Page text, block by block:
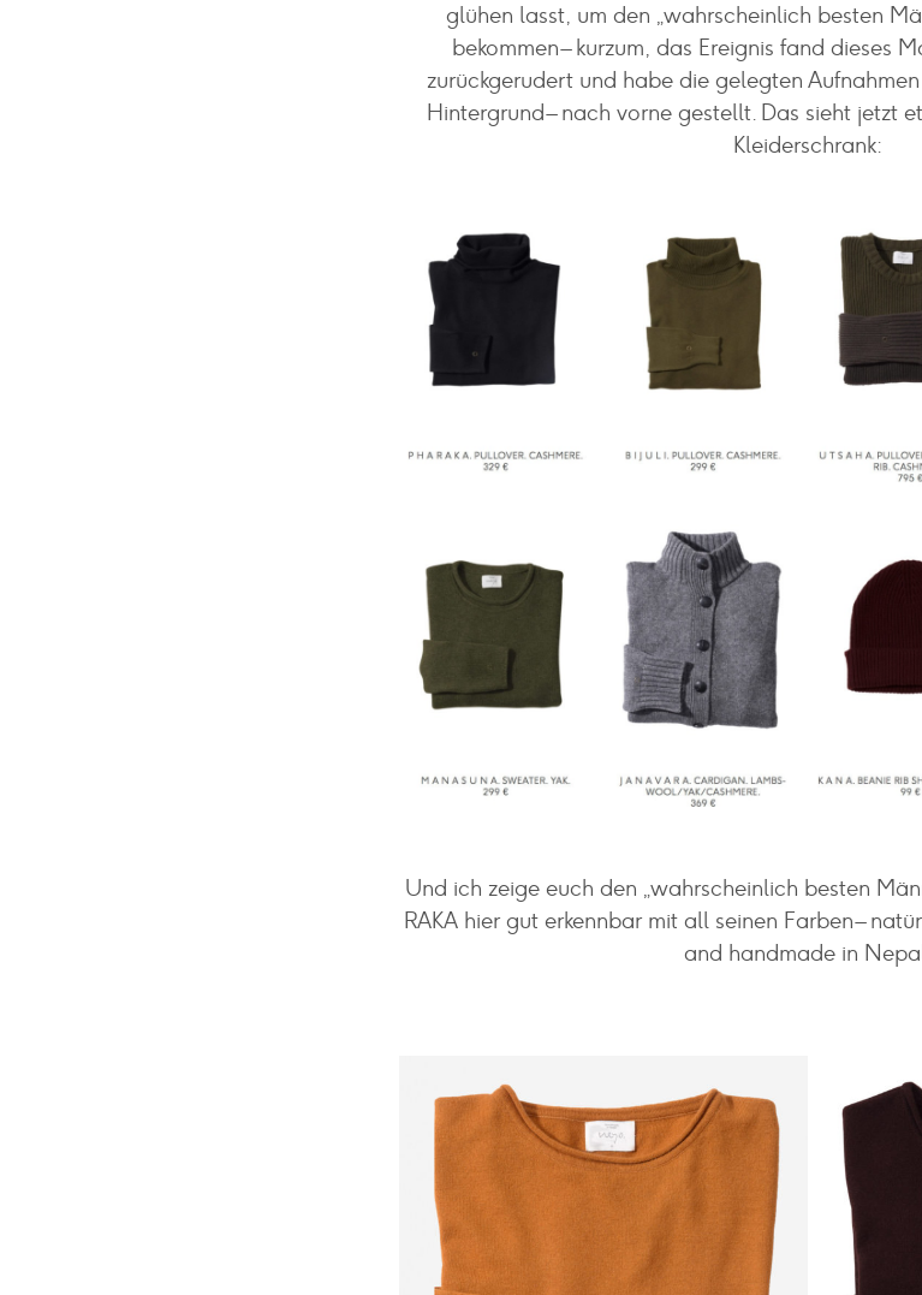
glühen lasst, um den „wahrscheinlich besten
bekommen – kurzum, das Ereignis fand dieses
zurückgerudert und habe die gelegten
Hintergrund – nach vorne gestellt. Das sieht jetzt
Kleiderschrank:
Und ich zeige euch den „wahrscheinlich besten
RAKA hier gut erkennbar mit all seinen Farben –
and handmade in